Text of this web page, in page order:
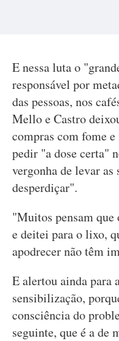
E nessa luta o
responsável por
das pessoas, nos
Mello e Castro
compras com fome
pedir "a dose certa"
vergonha de levar as
desperdiçar".
"Muitos pensam que
e deitei para o lixo,
apodrecer não têm
E alertou ainda para
sensibilização,
consciência do
seguinte, que é a de